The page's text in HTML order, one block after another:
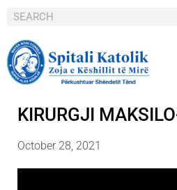
KIRURGJI
October 28, 2021